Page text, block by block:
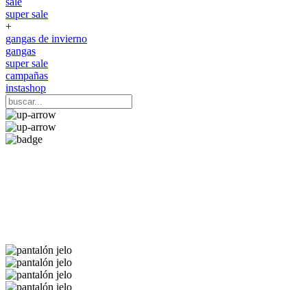
super sale
+
gangas de invierno
gangas
super sale
campañas
instashop